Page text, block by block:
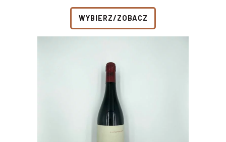
WYBIERZ/ZOBACZ